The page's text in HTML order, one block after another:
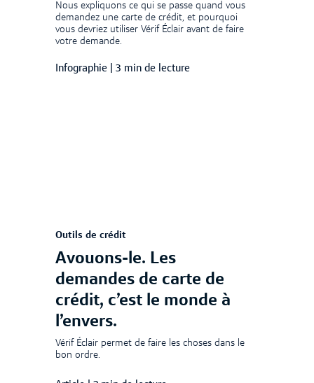
Nous expliquons ce qui se passe quand vous
demandez une carte de crédit, et pourquoi
vous devriez utiliser Vérif Éclair avant de faire
votre demande.
Infographie 3 min de lecture
Outils de crédit
Avouons-le. Les
demandes de carte de
crédit, c’est le monde à
l’envers.
Vérif Éclair permet de faire les choses dans le
bon ordre.